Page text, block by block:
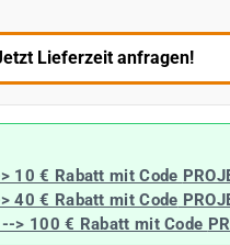
Lieferzeit anfragen!
10 € Rabatt mit Code
40 € Rabattmit Code
> 100 € Rabatt mit Code